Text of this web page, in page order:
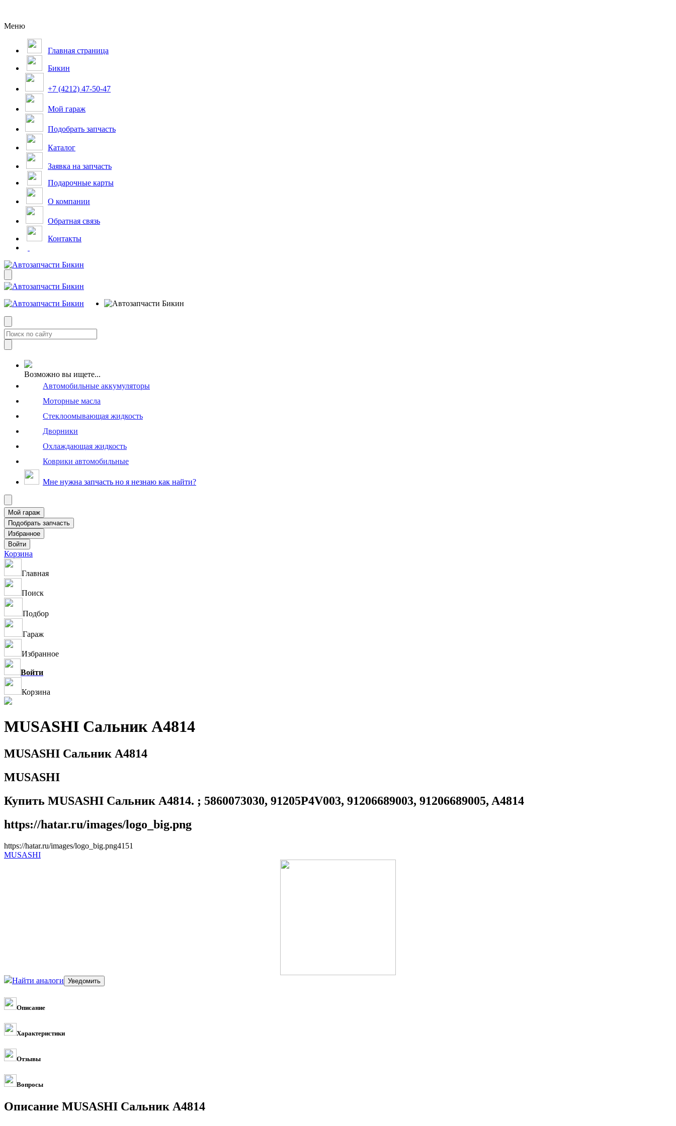
Меню
Главная страница
Бикин
+7 (4212) 47-50-47
Мой гараж
Подобрать запчасть
Каталог
Заявка на запчасть
Подарочные карты
О компании
Обратная связь
Контакты
Возможно вы ищете...
Автомобильные аккумуляторы
Моторные масла
Стеклоомывающая жидкость
Дворники
Охлаждающая жидкость
Коврики автомобильные
Мне нужна запчасть но я незнаю как найти?
Корзина
Главная
Поиск
Подбор
Гараж
Избранное
Войти
Корзина
MUSASHI Сальник A4814
MUSASHI Сальник A4814
MUSASHI
Купить MUSASHI Сальник A4814. ; 5860073030, 91205P4V003, 91206689003, 91206689005, A4814
https://hatar.ru/images/logo_big.png
https://hatar.ru/images/logo_big.png41 51
MUSASHI
Найти аналоги
Описание
Характеристики
Отзывы
Вопросы
Описание MUSASHI Сальник A4814